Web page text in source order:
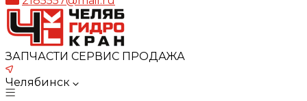
ЗАПЧАСТИ СЕРВИС ПРОДАЖА
Челябинск